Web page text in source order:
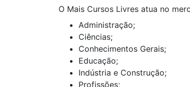
O Mais Cursos Livres atua no
Administração;
Ciências;
Conhecimentos Gerais;
Educação;
Indústria e Construção;
Profissões;